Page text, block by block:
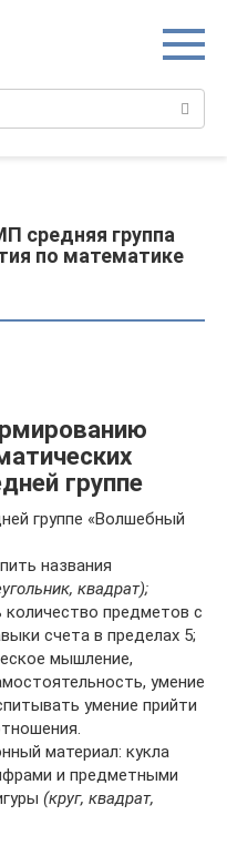
средняя группа
по математике
группе
группе «Волшебный
названия
квадрат);
количество предметов с
счета в пределах 5;
мышление,
умение
умение прийти
материал: кукла
и предметными
(круг, квадрат,